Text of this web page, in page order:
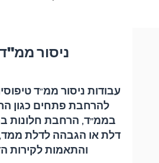
ניסור
עבודות ניסור ממ"ד
להרחבת פתחים כגון
בממ"ד, הרחבת חלונות
דלת או הגבהה לדלת ממד,
והתאמות לקירות